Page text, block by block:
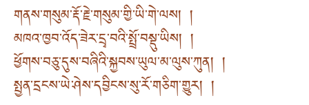
གནས་གསུམ་རྡོ་རྗེ་གསུམ་གྱི་ཡི་གེ་ལས། །
མཁའ་ཁྱབ་འོད་ཟེར་དྲྭ་བའི་སྤྲོ་བསྡུ་ཡིས། །
ཕྱོགས་བཅུ་དུས་བཞིའི་སྐྱབས་ཡུལ་མ་ལུས་ཀུན། །
སྤྱན་དྲངས་ཡེ་ཤེས་དབྱིངས་སུ་རོ་གཅིག་གྱུར། །